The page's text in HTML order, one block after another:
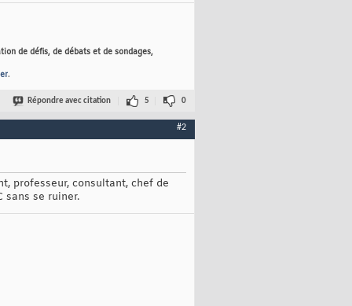
de défis, de débats et de sondages,
.
Répondre avec citation 5 0
#2
professeur, consultant, chef de
sans se ruiner.